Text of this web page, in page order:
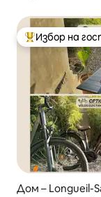
Най-Избор на
Дом – Longueil-